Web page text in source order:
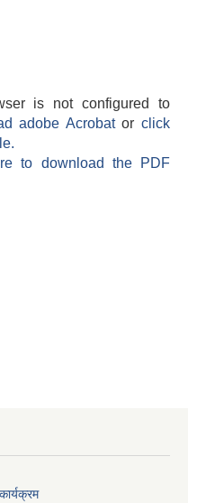
is not configured to
adobe Acrobatorclick
to download the PDF